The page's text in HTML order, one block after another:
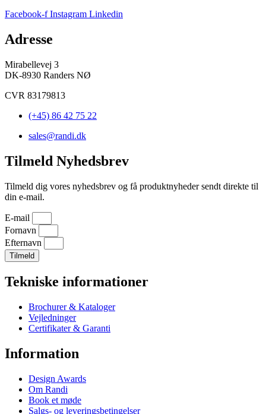
Facebook-f Instagram Linkedin
Adresse
Mirabellevej 3
DK-8930 Randers NØ
CVR 83179813
(+45) 86 42 75 22
sales@randi.dk
Tilmeld Nyhedsbrev
Tilmeld dig vores nyhedsbrev og få produktnyheder sendt direkte til
din e-mail.
E-mail
Fornavn
Efternavn
Tilmeld
Tekniske informationer
Brochurer & Kataloger
Vejledninger
Certifikater & Garanti
Information
Design Awards
Om Randi
Book et møde
Salgs- og leveringsbetingelser